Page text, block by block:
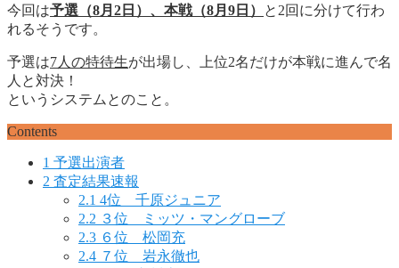
今回は予選（8月2日）、本戦（8月9日）
と2回に分けて行わ
れるそうです。
予選は7人の特待生が出場し、上位2名だけが本戦に進んで名
人と対決！
というシステムとのこと。
Contents
1 予選出演者
2 査定結果速報
2.1 4位 千原ジュニア
2.2 ３位 ミッツ・マングローブ
2.3 ６位 松岡充
2.4 ７位 岩永徹也